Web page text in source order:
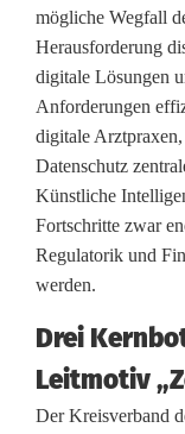
R
e
f
o
r
m
e
n
mögliche Wegfall
Herausforderung
digitale Lösungen
Anforderungen
digitale
Datenschutz
Künstliche
Fortschritte zwar
Regulatorik und
werden.
Drei
Leitmotiv
Der Kreisverband